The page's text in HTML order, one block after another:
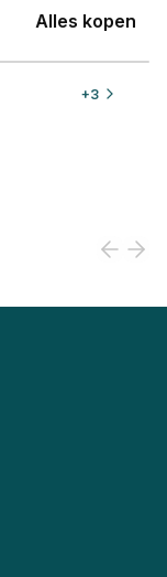
Alles kopen
+3